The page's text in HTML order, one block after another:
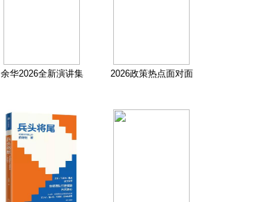
余华2026全新演讲集 2026政策热点面对面